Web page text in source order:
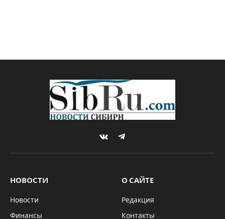
VKontakteTelegram
НОВОСТИ
Новости
Финансы
О САЙТЕ
Редакция
Контакты